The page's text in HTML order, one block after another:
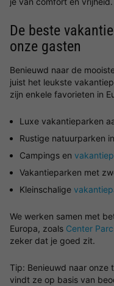
De beste
onze gasten
Benieuwd naar de
juist het leukste
zijn enkele favorieten in
Luxe vakantieparken
Rustige natuurparken
Campings en
Vakantieparken met
Kleinschalige
We werken samen met
Europa, zoals Center
zeker dat je goed zit.
Tip: Benieuwd naar onze
vindt ze op basis van